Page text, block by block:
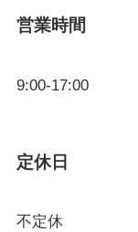
営業時間
9:00-17:00
定休日
不定休